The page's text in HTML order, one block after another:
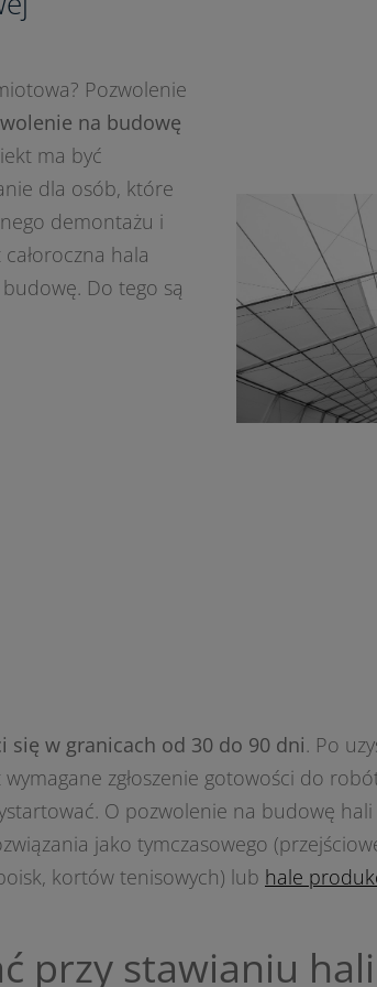
Pozwolenie
na budowę
ma być
dla osób, które
demontażu i
hala
Do tego są
się w granicach od 30 do 90 dni. Po
zgłoszenie gotowości do
O pozwolenie na budowę
jako tymczasowego
kortów tenisowych) lub hale
przy stawianiu hali